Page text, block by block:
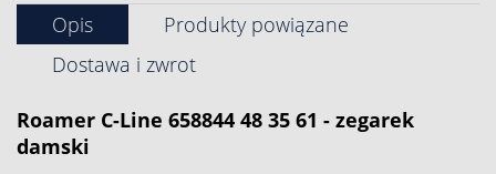
Opis
Produkty powiązane
Dostawa i zwrot
Roamer C-Line 658844 48 35 61 - zegarek
damski